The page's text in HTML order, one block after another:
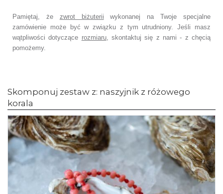
Pamiętaj, że zwrot biżuterii wykonanej na Twoje specjalne
zamówienie może być w związku z tym utrudniony. Jeśli masz
wątpliwości dotyczące rozmiaru, skontaktuj się z nami - z chęcią
pomożemy.
Skomponuj zestaw z: naszyjnik z różowego
korala